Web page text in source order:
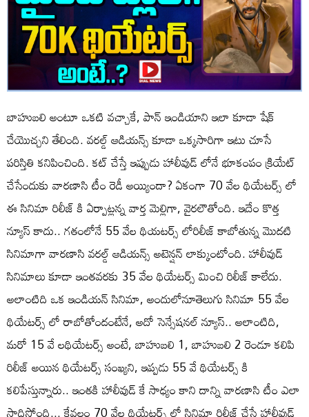
బాహుబలి అంటూ ఒకటి వచ్చాకే, పాన్ ఇండియాని ఇలా కూడా షేక్
చేయొచ్చని తేలింది. వరల్డ్ ఆడియన్స్ కూడా ఒక్కసారిగా ఇటు చూసే
పరిస్తితి కనిపించింది. కట్ చేస్తే ఇప్పుడు హాలీవుడ్ లోనే భూకంపం క్రియేట్
చేసేందుకు వారణాసి టీం రెడీ అయ్యిందా? ఏకంగా 70 వేల థియేటర్స్ లో
ఈ సినిమా రిలీజ్ కి ఏర్పాట్లన్న వార్త మెల్లిగా, వైరలౌతోంది. ఇదేం కొత్త
న్యూస్ కాదు.. గతంలోనే 55 వేల థియటర్స్ లోరిలీజ్ కాబోతున్న మొదటి
సినిమాగా వారణాసి వరల్డ్ ఆడియన్స్ అటెన్షన్ లాక్కుంటోంది. హాలీవుడ్
సినిమాలు కూడా ఇంతవరకు 35 వేల థియేటర్స్ మించి రిలీజ్ కాలేదు.
అలాంటిది ఒక ఇండియన్ సినిమా, అందులోనూతెలుగు సినిమా 55 వేల
థియేటర్స్ లో రాబోతోందంటేనే, అదో సెన్సేషనల్ న్యూస్.. అలాంటిది,
మరో 15 వే లథియేటర్స్ అంటే, బాహుబలి 1, బాహుబలి 2 రెండూ కలిపి
రిలీజ్ అయిన థియేటర్స్ సంఖ్యని, ఇప్పడు 55 వే థియేటర్స్ కి
కలిపేస్తున్నారు.. ఇంతకి హాలీవుడ్ కే సాధ్యం కాని దాన్ని వారణాసి టీం ఎలా
సాధిస్తోంది... కేవలం 70 వేల థియేటర్స్ లో సినిమా రిలీజ్ చేస్తే హాలీవుడ్